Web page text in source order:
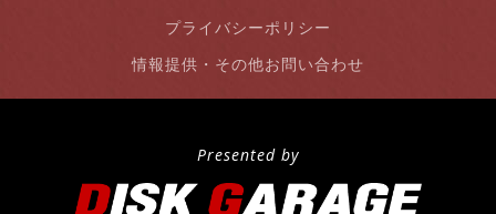
プライバシーポリシー
情報提供・その他お問い合わせ
Presented by